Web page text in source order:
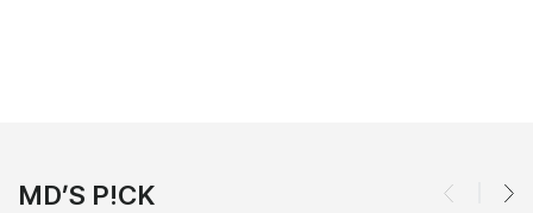
MD’S P!CK